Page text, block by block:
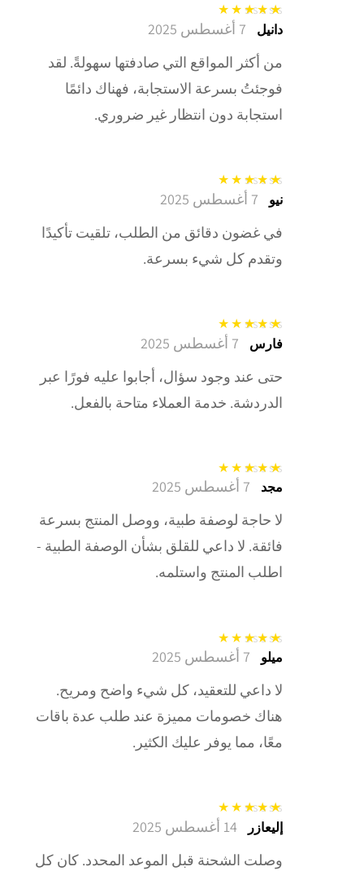
تم التقييم5 من دانيل 7 أغسطس 2025
من أكثر المواقع التي صادفتها سهولةً. لقد
فوجئتُ بسرعة الاستجابة، فهناك دائمًا
استجابة دون انتظار غير ضروري.
تم التقييم5من نيو 7 أغسطس 2025
في غضون دقائق من الطلب، تلقيت تأكيدًا
وتقدم كل شيء بسرعة.
تم التقييم 5من فارس 7 أغسطس 2025
حتى عند وجود سؤال، أجابوا عليه فورًا عبر
الدردشة. خدمة العملاء متاحة بالفعل.
تم التقييم 5من مجد 7 أغسطس 2025
لا حاجة لوصفة طبية، ووصل المنتج بسرعة
فائقة. لا داعي للقلق بشأن الوصفة الطبية -
اطلب المنتج واستلمه.
تم التقييم 5من ميلو 7 أغسطس 2025
لا داعي للتعقيد، كل شيء واضح ومريح.
هناك خصومات مميزة عند طلب عدة باقات
معًا، مما يوفر عليك الكثير.
تم التقييم 5من إليعازر
14 أغسطس 2025
وصلت الشحنة قبل الموعد المحدد. كان كل